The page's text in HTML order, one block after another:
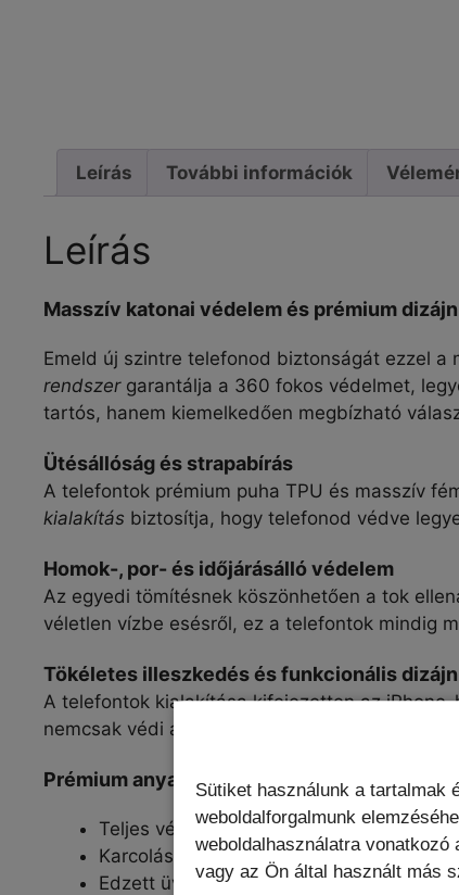
Sütiket használunk a tartalmak
weboldalforgalmunk
weboldalhasználatra
vagy az Ön által használt más
Leírás További információk
Leírás
Masszív katonai védelem és prémium
Emeld új szintre telefonod biztonságát ezzel
rendszergarantálja a 360 fokos védelmet,
tartós, hanem kiemelkedően megbízható
Ütésállóság és strapabírás
A telefontok prémium puha TPU és masszív
kialakítás biztosítja, hogy telefonod védve
Homok-, por- és időjárásálló védelem
Az egyedi tömítésnek köszönhetően a tok
véletlen vízbe esésről, ez a telefontok mindig
Tökéletes illeszkedés és funkcionális dizájn
A telefontok kialakítása kifejezetten az
nemcsak védi a készüléket, hanem stílusos
Prémium anyagok és teljes körű védelem
Teljes védelemmel ellátott fém
Karcolásgátló és porálló kivitel
Edzett üveg, szilikon burkolat és